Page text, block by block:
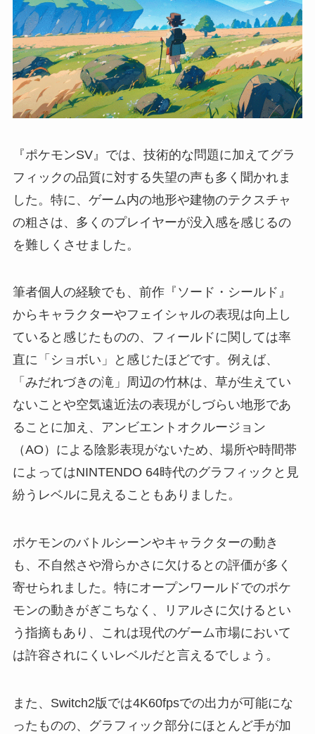
『ポケモンSV』では、技術的な問題に加えてグラ
フィックの品質に対する失望の声も多く聞かれま
した。特に、ゲーム内の地形や建物のテクスチャ
の粗さは、多くのプレイヤーが没入感を感じるの
を難しくさせました。
筆者個人の経験でも、前作『ソード・シールド』
からキャラクターやフェイシャルの表現は向上し
ていると感じたものの、フィールドに関しては率
直に「ショボい」と感じたほどです。例えば、
「みだれづきの滝」周辺の竹林は、草が生えてい
ないことや空気遠近法の表現がしづらい地形であ
ることに加え、アンビエントオクルージョン
（AO）による陰影表現がないため、場所や時間帯
によってはNINTENDO 64時代のグラフィックと見
紛うレベルに見えることもありました。
ポケモンのバトルシーンやキャラクターの動き
も、不自然さや滑らかさに欠けるとの評価が多く
寄せられました。特にオープンワールドでのポケ
モンの動きがぎこちなく、リアルさに欠けるとい
う指摘もあり、これは現代のゲーム市場において
は許容されにくいレベルだと言えるでしょう。
また、Switch2版では4K60fpsでの出力が可能にな
ったものの、グラフィック部分にほとんど手が加